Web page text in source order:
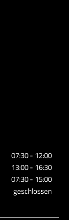
07:30 - 12:00
13:00 - 16:30
07:30 - 15:00
geschlossen